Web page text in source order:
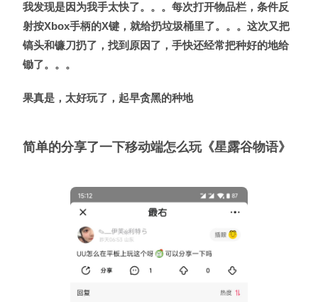
我发现是因为我手太快了。。。每次打开物品栏，条件反
射按Xbox手柄的X键，就给扔垃圾桶里了。。。这次又把
镐头和镰刀扔了，找到原因了，手快还经常把种好的地给
锄了。。。
果真是，太好玩了，起早贪黑的种地
简单的分享了一下移动端怎么玩《星露谷物语》